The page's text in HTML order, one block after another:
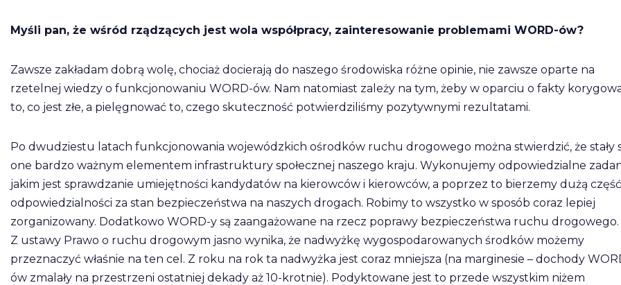
Myśli pan, że wśród rządzących jest wola współpracy, zainteresowanie problemami WORD-ów?
Zawsze zakładam dobrą wolę, chociaż docierają do naszego środowiska różne opinie, nie zawsze oparte na
rzetelnej wiedzy o funkcjonowaniu WORD-ów. Nam natomiast zależy na tym, żeby w oparciu o fakty
to, co jest złe, a pielęgnować to, czego skuteczność potwierdziliśmy pozytywnymi rezultatami.
Po dwudziestu latach funkcjonowania wojewódzkich ośrodków ruchu drogowego można stwierdzić, że stały
one bardzo ważnym elementem infrastruktury społecznej naszego kraju. Wykonujemy odpowiedzialne
jakim jest sprawdzanie umiejętności kandydatów na kierowców i kierowców, a poprzez to bierzemy dużą część
odpowiedzialności za stan bezpieczeństwa na naszych drogach. Robimy to wszystko w sposób coraz lepiej
zorganizowany. Dodatkowo WORD-y są zaangażowane na rzecz poprawy bezpieczeństwa ruchu drogowego.
Z ustawy Prawo o ruchu drogowym jasno wynika, że nadwyżkę wygospodarowanych środków możemy
przeznaczyć właśnie na ten cel. Z roku na rok ta nadwyżka jest coraz mniejsza (na marginesie – dochody
ów zmalały na przestrzeni ostatniej dekady aż 10-krotnie). Podyktowane jest to przede wszystkim niżem